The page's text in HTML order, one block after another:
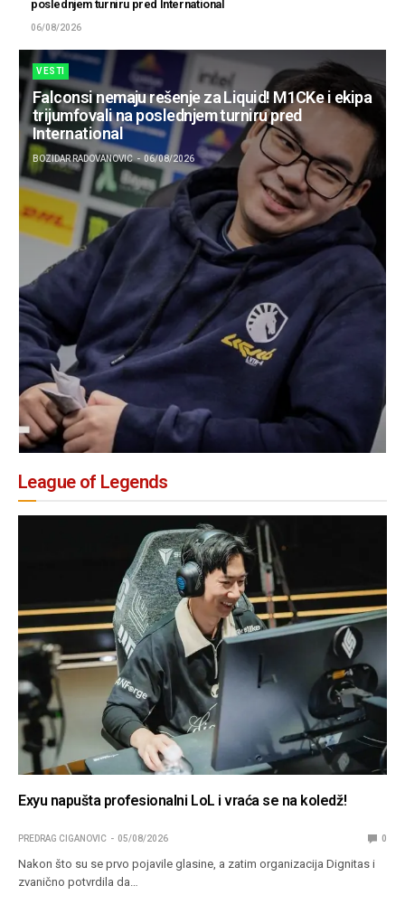
poslednjem turniru pred International
06/08/2026
VESTI
ESL kaznio NiKa zbog polomljenih slušalica u
finalu Majora
BOZIDAR RADOVANOVIC 06/08/2026
League of Legends
Exyu napušta profesionalni LoL i vraća se na koledž!
PREDRAG CIGANOVIC 05/08/2026 0
Nakon što su se prvo pojavile glasine, a zatim organizacija Dignitas i
zvanično potvrdila da…